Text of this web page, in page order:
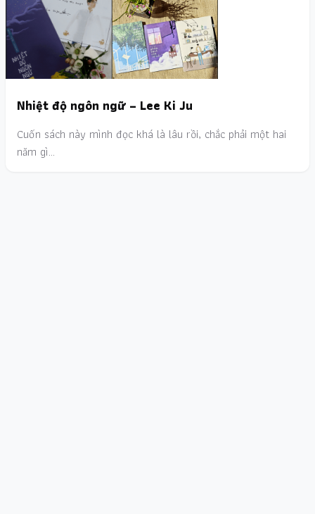
Nhiệt độ ngôn ngữ – Lee Ki Ju
Cuốn sách này mình đọc khá là lâu rồi, chắc phải một hai
năm gì…